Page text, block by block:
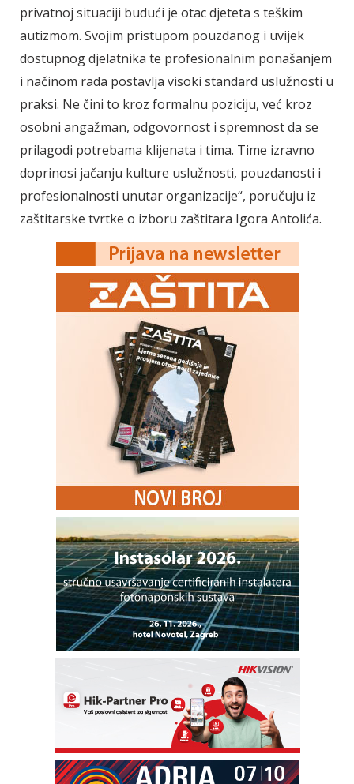
privatnoj situaciji budući je otac djeteta s teškim
autizmom. Svojim pristupom pouzdanog i uvijek
dostupnog djelatnika te profesionalnim ponašanjem
i načinom rada postavlja visoki standard uslužnosti u
praksi. Ne čini to kroz formalnu poziciju, već kroz
osobni angažman, odgovornost i spremnost da se
prilagodi potrebama klijenata i tima. Time izravno
doprinosi jačanju kulture uslužnosti, pouzdanosti i
profesionalnosti unutar organizacije“, poručuju iz
zaštitarske tvrtke o izboru zaštitara Igora Antolića.